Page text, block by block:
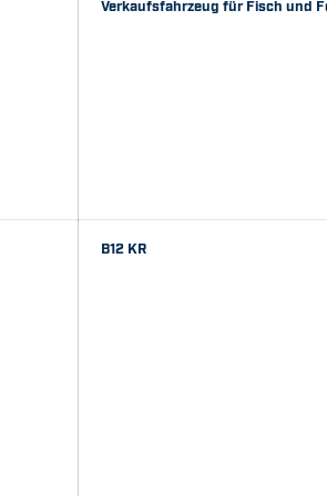
Verkaufsfahrzeug für Fisch und
B12 KR